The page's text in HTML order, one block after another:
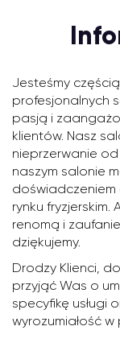
Jesteśmy
profesjonalnych
pasją i
klientów. Nasz
nieprzerwanie
naszym salonie
doświadczeniem
rynku fryzjerskim.
renomą i
dziękujemy.
Drodzy Klienci,
przyjąć Was o
specyfikę usługi
wyrozumiałość